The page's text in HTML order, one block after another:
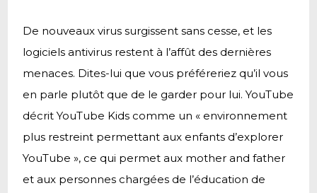
De nouveaux virus surgissent sans cesse, et les
logiciels antivirus restent à l’affût des dernières
menaces. Dites-lui que vous préféreriez qu’il vous
en parle plutôt que de le garder pour lui. YouTube
décrit YouTube Kids comme un « environnement
plus restreint permettant aux enfants d’explorer
YouTube », ce qui permet aux mother and father
et aux personnes chargées de l’éducation de